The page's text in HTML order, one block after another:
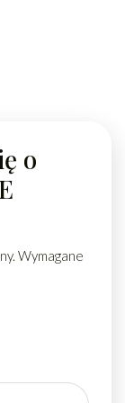
o
Wymagane